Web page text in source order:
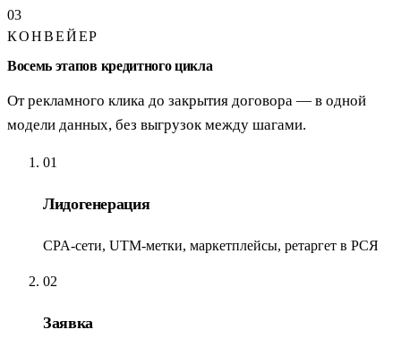
03
КОНВЕЙЕР
Восемь этапов кредитного цикла
От рекламного клика до закрытия договора — в одной
модели данных, без выгрузок между шагами.
01
Лидогенерация
CPA-сети, UTM-метки, маркетплейсы, ретаргет в РСЯ
02
Заявка